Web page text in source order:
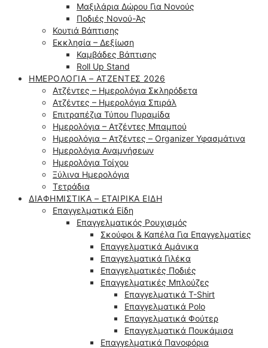
Μαξιλάρια Δώρου Για Νονούς
Ποδιές Νονού-Άς
Κουτιά Βάπτισης
Εκκλησία – Δεξίωση
Καμβάδες Βάπτισης
Roll Up Stand
ΗΜΕΡΟΛΌΓΙΑ – ΑΤΖΈΝΤΕΣ 2026
Ατζέντες – Ημερολόγια Σκληρόδετα
Ατζέντες – Ημερολόγια Σπιράλ
Επιτραπέζια Τύπου Πυραμίδα
Ημερολόγια – Ατζέντες Μπαμπού
Ημερολόγια – Ατζέντες – Organizer Υφασμάτινα
Ημερολόγια Αναμνήσεων
Ημερολόγια Τοίχου
Ξύλινα Ημερολόγια
Τετράδια
ΔΙΑΦΗΜΙΣΤΙΚΆ – ΕΤΑΙΡΙΚΆ ΕΊΔΗ
Επαγγελματικά Είδη
Επαγγελματικός Ρουχισμός
Σκούφοι & Καπέλα Για Επαγγελματίες
Επαγγελματικά Αμάνικα
Επαγγελματικά Γιλέκα
Επαγγελματικές Ποδιές
Επαγγελματικές Μπλούζες
Επαγγελματικά T-Shirt
Επαγγελματικά Polo
Επαγγελματικά Φούτερ
Επαγγελματικά Πουκάμισα
Επαγγελματικά Πανοφόρια